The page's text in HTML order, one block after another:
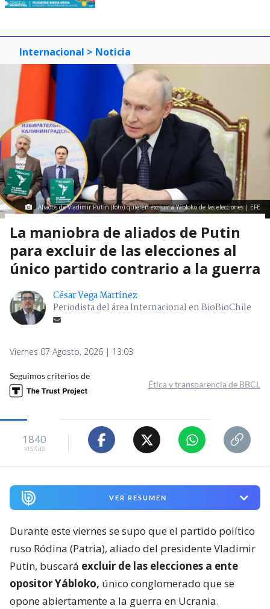
Internacional > Noticia
Aliados de Vladimir Putin (foto) quieren excluir a Yábloko de las elecciones | EFE
La maniobra de aliados de Putin
para excluir de las elecciones al
único partido contrario a la guerra
César Vega Martínez
Periodista del área Internacional en BioBioChile
Viernes 07 Agosto, 2026 | 13:03
Seguimos criterios de
Ética y transparencia de BBCL
1840
visitas
VER RESUMEN
Durante este viernes se supo que el partido político
ruso Ródina (Patria), aliado del presidente Vladimir
Putin, buscará excluir de las elecciones a ente
opositor Yábloko, único conglomerado que se
opone abiertamente a la guerra en Ucrania.